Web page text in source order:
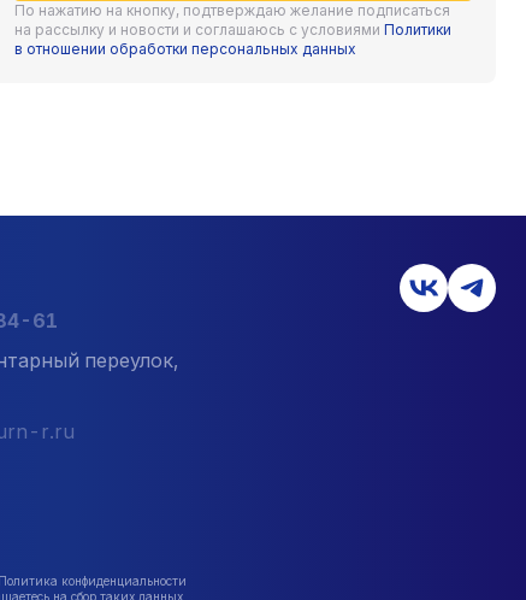
По нажатию на кнопку, подтверждаю желание подписаться
на рассылку и новости и соглашаюсь с условиями Политики
в отношении обработки персональных данных
61
переулок,
r.ru
конфиденциальности
на сбор таких данных.